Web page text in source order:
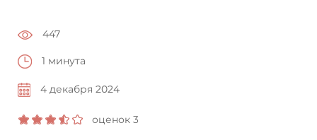
447
1 минута
4 декабря 2024
оценок 3